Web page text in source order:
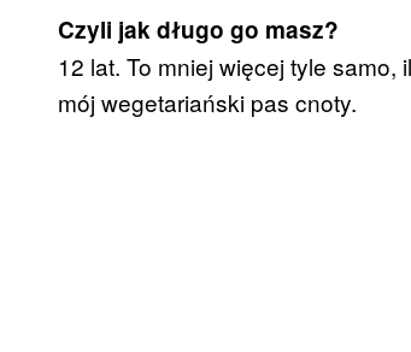
Czyli jak długo go masz?
12 lat. To mniej więcej tyle
mój wegetariański pas cnoty.